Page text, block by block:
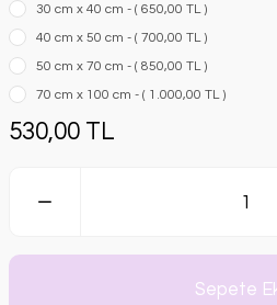
30 cm x 40 cm - ( 650,00 TL )
40 cm x 50 cm - ( 700,00 TL )
50 cm x 70 cm - ( 850,00 TL )
70 cm x 100 cm - ( 1.000,00 TL )
530,00 TL
Sepete